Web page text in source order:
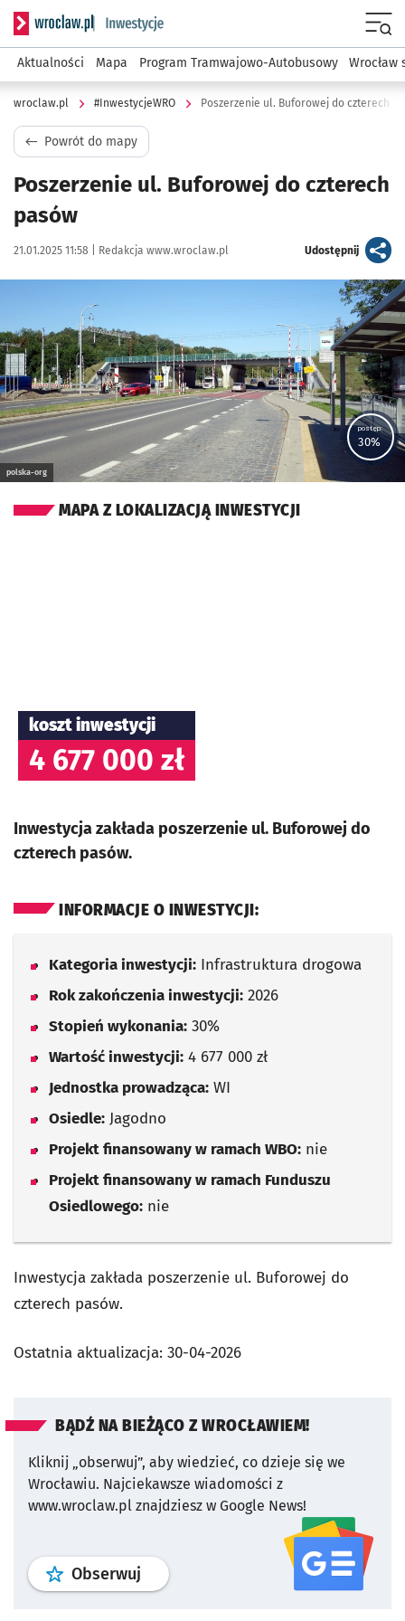
Serwis informacyjny wroclaw.pl podserwis:
Aktualności Mapa Program Tramwajowo-Autobusowy Wrocław
wroclaw.pl #InwestycjeWRO Poszerzenie ul. Buforowej do czterech
Powrót do mapy
Poszerzenie ul. Buforowej do czterech
pasów
Data publikacji:
21.01.2025 11:58 | Autor:
Redakcja www.wroclaw.pl Udostępnijartykuł
polska-org
postęp:
30%
MAPA Z LOKALIZACJĄ INWESTYCJI
koszt inwestycji
4 677 000 zł
Inwestycja zakłada poszerzenie ul. Buforowej do
czterech pasów.
INFORMACJE O INWESTYCJI:
Kategoria inwestycji: Infrastruktura drogowa
Rok zakończenia inwestycji: 2026
Stopień wykonania: 30%
Wartość inwestycji: 4 677 000 zł
Jednostka prowadząca: WI
Osiedle: Jagodno
Projekt finansowany w ramach WBO: nie
Projekt finansowany w ramach Funduszu
Osiedlowego: nie
Inwestycja zakłada poszerzenie ul. Buforowej do
czterech pasów.
Ostatnia aktualizacja: 30-04-2026
BĄDŹ NA BIEŻĄCO Z WROCŁAWIEM!
Kliknij „obserwuj”, aby wiedzieć, co dzieje się we
Wrocławiu. Najciekawsze wiadomości z
www.wroclaw.pl znajdziesz w Google News!
Obserwuj profil serwisu